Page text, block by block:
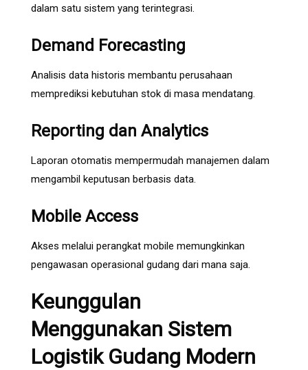
dalam satu sistem yang terintegrasi.
Demand Forecasting
Analisis data historis membantu perusahaan
memprediksi kebutuhan stok di masa mendatang.
Reporting dan Analytics
Laporan otomatis mempermudah manajemen dalam
mengambil keputusan berbasis data.
Mobile Access
Akses melalui perangkat mobile memungkinkan
pengawasan operasional gudang dari mana saja.
Keunggulan
Menggunakan Sistem
Logistik Gudang Modern